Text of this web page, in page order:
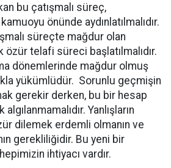
bu çatışmalı süreç,
önünde aydınlatılmalıdır.
süreçte mağdur olan
özür telafi süreci başlatılmalıdır.
dönemlerinde mağdur olmuş
yükümlüdür. Sorunlu geçmişin
gerekir derken, bu bir hesap
Yanlışların
dilemek erdemli olmanın ve
gerekliliğidir. Bu yeni bir
ihtiyacı vardır.